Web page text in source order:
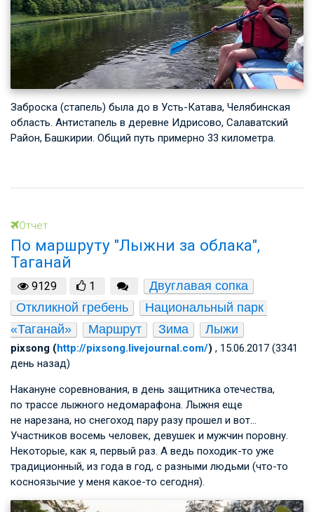
Заброска (стапель) была до в Усть-Катава, Челябинская
область. Антистапель в деревне Идрисово, Салаватский
Район, Башкирии. Общий путь примерно 33 километра.
Отчет
По маршруту "Лыжни за облака",
Таганай
9129 1
Двуглавая сопка
Откликной гребень
Национальный парк
«Таганай»
Маршрут Зима Лыжи
pixsong (http://pixsong.livejournal.com/) , 15.06.2017 (3341
день назад)
Накануне соревнования, в день защитника отечества,
по трассе лыжного недомарафона. Лыжня еще
не нарезана, но снегоход пару разу прошел и вот…
Участников восемь человек, девушек и мужчин поровну.
Некоторые, как я, первый раз. А ведь походик-то уже
традиционный, из года в год, с разными людьми (что-то
косноязычие у меня какое-то сегодня).